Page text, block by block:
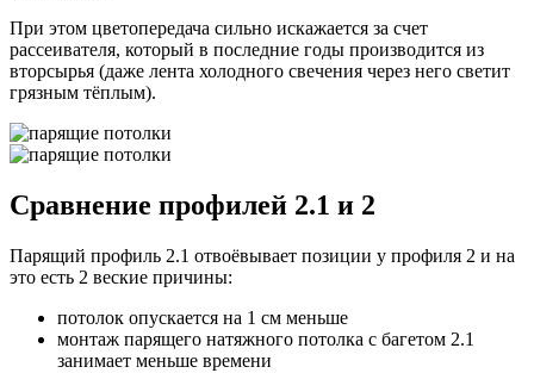
При этом цветопередача сильно искажается за счет
рассеивателя, который в последние годы производится из
вторсырья (даже лента холодного свечения через него светит
грязным тёплым).
Сравнение профилей 2.1 и 2
Парящий профиль 2.1 отвоёвывает позиции у профиля 2 и на
это есть 2 веские причины:
потолок опускается на 1 см меньше
монтаж парящего натяжного потолка с багетом 2.1
занимает меньше времени